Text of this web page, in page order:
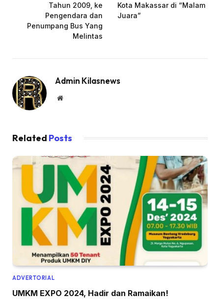
Tahun 2009, ke
Pengendara dan
Penumpang Bus Yang
Melintas
Kota Makassar di “Malam
Juara”
Admin Kilasnews
Website
Related Posts
ADVERTORIAL
UMKM EXPO 2024, Hadir dan Ramaikan!